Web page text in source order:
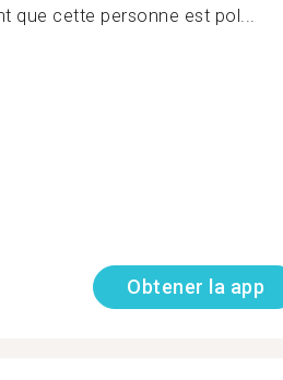
que cette personne est pol...
Obtener la app